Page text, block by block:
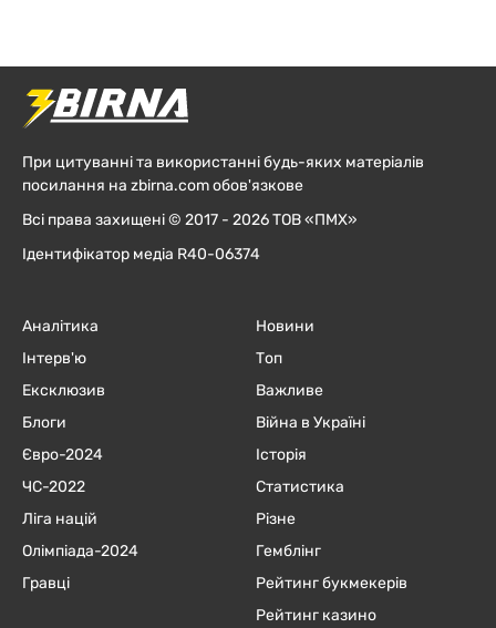
При цитуванні та використанні будь-яких матеріалів
посилання на zbirna.com обов'язкове
Всі права захищені © 2017 - 2026 ТОВ «ПМХ»
Ідентифікатор медіа R40-06374
Аналітика
Інтерв'ю
Ексклюзив
Блоги
Євро-2024
ЧC-2022
Ліга націй
Олімпіада-2024
Гравці
Новини
Топ
Важливе
Війна в Україні
Історія
Статистика
Різне
Гемблінг
Рейтинг букмекерів
Рейтинг казино